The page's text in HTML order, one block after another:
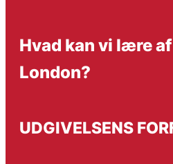
Hvad kan vi lære
London?
UDGIVELSENS